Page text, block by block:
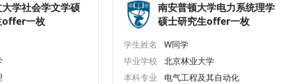
学社会学文学硕
offer一枚
南安普顿大学电力系统理学
硕士研究生offer一枚
学生姓名
W同学
毕业学校
北京林业大学
本科专业
电气工程及其自动化